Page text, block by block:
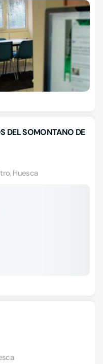
DEL SOMONTANO DE
Huesca